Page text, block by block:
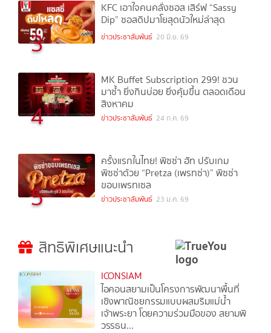
3
KFC เอาใจคนคลั่งซอส เสิร์ฟ “Sassy
Dip” ซอสดิปมาโยสุดนัวใหม่ล่าสุด
ข่าวประชาสัมพันธ์ 20 มิ.ย. 69
4
MK Buffet Subscription 299! ชวน
มาซ้ำ ยิ่งกินบ่อย ยิ่งคุ้มขึ้น ตลอดเดือน
สิงหาคม
ข่าวประชาสัมพันธ์ 24 ก.ค. 69
5
ครั้งแรกในไทย! พิซซ่า ฮัท ปรับเกม
พิซซ่าด้วย “Pretza (เพรทซ่า)” พิซซ่า
ขอบเพรทเซล
ข่าวประชาสัมพันธ์ 23 ม.ค. 69
สิทธิพิเศษแนะนำ
ICONSIAM
ไอคอนสยามเป็นโครงการพัฒนาพื้นที่
เชิงพาณิชยกรรมแบบผสมริมแม่น้ำ
เจ้าพระยา โดยความร่วมมือของ สยามพิ
วรรธน...